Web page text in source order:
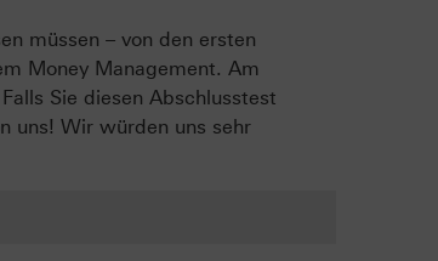
müssen – von den ersten
Money Management. Am
Sie diesen Abschlusstest
uns! Wir würden uns sehr